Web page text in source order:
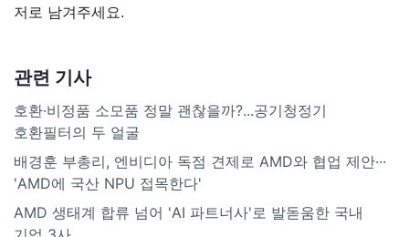
저로 남겨주세요.
관련 기사
호환·비정품 소모품 정말 괜찮을까?...공기청정기
호환필터의 두 얼굴
배경훈 부총리, 엔비디아 독점 견제로 AMD와 협업 제안···
'AMD에 국산 NPU 접목한다'
AMD 생태계 합류 넘어 'AI 파트너사'로 발돋움한 국내